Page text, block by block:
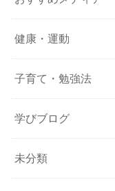
健康・運動
子育て・勉強法
学びブログ
未分類